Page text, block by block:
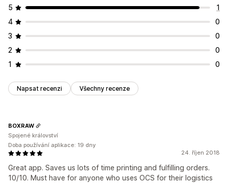
5
1
4
0
3
0
2
0
1
0
Napsat recenzi Všechny recenze
24. říjen 2018
Great app. Saves us lots of time printing and fulfilling orders.
10/10. Must have for anyone who uses OCS for their logistics
BOXRAW
Spojené království
Doba používání aplikace: 19 dny